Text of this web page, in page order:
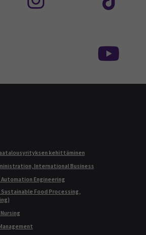
kehittäminen
International Business
Engineering
Food Processing,